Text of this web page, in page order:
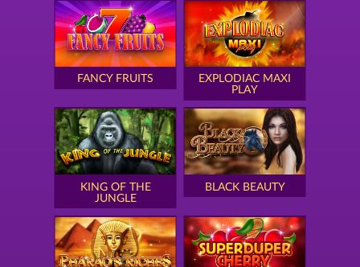
FANCY FRUITS
EXPLODIAC MAXI
PLAY
KING OF THE
JUNGLE
BLACK BEAUTY